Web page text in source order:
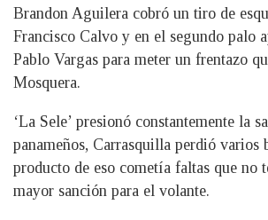
Brandon Aguilera cobró un tiro de
Francisco Calvo y en el segundo palo
Pablo Vargas para meter un frentazo
Mosquera.
‘La Sele’ presionó constantemente la
panameños, Carrasquilla perdió varios
producto de eso cometía faltas que no
mayor sanción para el volante.